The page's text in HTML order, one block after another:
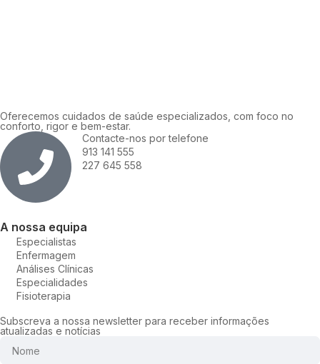
Oferecemos cuidados de saúde especializados, com foco no
conforto, rigor e bem-estar.
Contacte-nos por telefone
913 141 555
227 645 558
A nossa equipa
Especialistas
Enfermagem
Análises Clínicas
Especialidades
Fisioterapia
Subscreva a nossa newsletter para receber informações
atualizadas e notícias